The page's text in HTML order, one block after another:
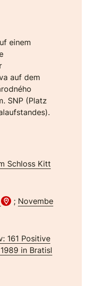
einem
auf dem
SNP (Platz
Schloss Kitt
; Novembe
161 Positive
in Bratisl